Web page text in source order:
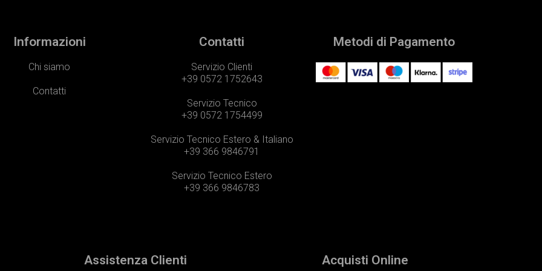
Informazioni
Chi siamo
Contatti
Contatti
Servizio Clienti
+39 0572 1752643
Servizio Tecnico
+39 0572 1754499
Servizio Tecnico Estero & Italiano
+39 366 9846791
Servizio Tecnico Estero
+39 366 9846783
Metodi di Pagamento
Assistenza Clienti Acquisti Online